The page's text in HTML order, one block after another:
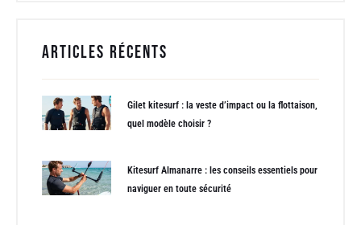
Articles récents
Gilet kitesurf : la veste d’impact ou la flottaison,
quel modèle choisir ?
Kitesurf Almanarre : les conseils essentiels pour
naviguer en toute sécurité